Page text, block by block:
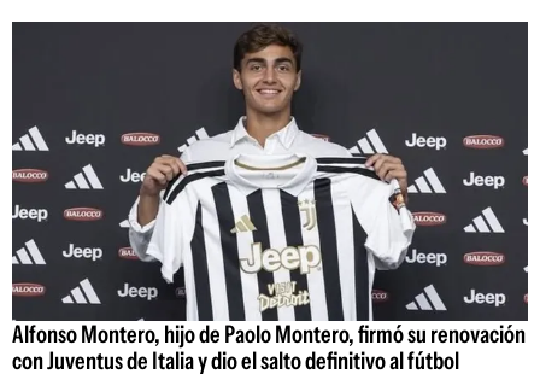
Alfonso Montero, hijo de Paolo Montero, firmó su renovación
con Juventus de Italia y dio el salto definitivo al fútbol